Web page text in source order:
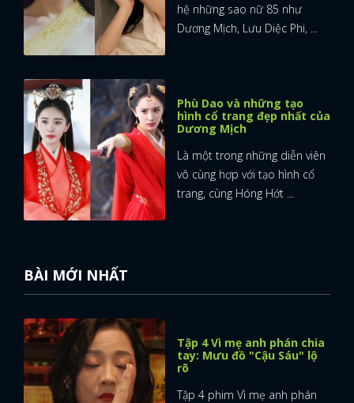
hệ những sao nữ 85 như
Dương Mịch, Lưu Diệc Phi, ...
Phù Dao và những tạo
hình cổ trang đẹp nhất của
Dương Mịch
Là một trong những diễn viên
vô cùng hợp với tạo hình cổ
trang, cùng Hóng Hớt ...
BÀI MỚI NHẤT
Tập 4 Vì mẹ anh phán chia
tay: Mưu đồ "Cậu Sáu" lộ
rõ
Tập 4 phim Vì mẹ anh phán